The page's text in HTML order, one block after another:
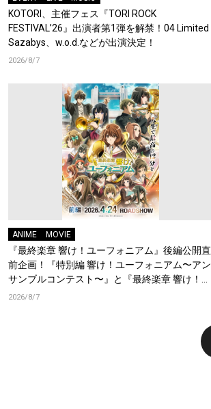
KOTORI、主催フェス『TORI ROCK
FESTIVAL’26』出演者第1弾を解禁！04 Limited
Sazabys、w.o.d.などが出演決定！
2026/8/7
ANIME MOVIE
『最終楽章 響け！ユーフォニアム』後編公開直
前企画！『特別編 響け！ユーフォニアム〜アン
サンブルコンテスト〜』と『最終楽章 響け！ユ
ーフォニアム』前編の一挙上映が決定！
2026/8/7